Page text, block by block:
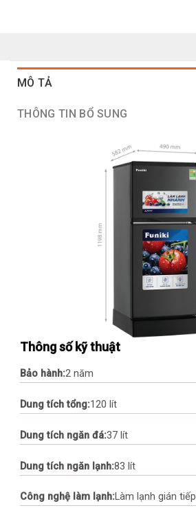
MÔ TẢ
THÔNG TIN BỔ SUNG
Thông số kỹ thuật
Bảo hành:2 năm
Dung tích tổng:120 lít
Dung tích ngăn đá:37 lít
Dung tích ngăn lạnh:83 lít
Công nghệ làm lạnh:Làm lạnh gián tiếp